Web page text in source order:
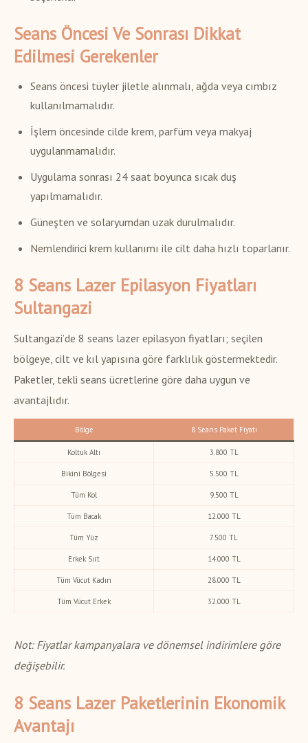
Seans Öncesi Ve Sonrası Dikkat
Edilmesi Gerekenler
Seans öncesi tüyler jiletle alınmalı, ağda veya cımbız
kullanılmamalıdır.
İşlem öncesinde cilde krem, parfüm veya makyaj
uygulanmamalıdır.
Uygulama sonrası 24 saat boyunca sıcak duş
yapılmamalıdır.
Güneşten ve solaryumdan uzak durulmalıdır.
Nemlendirici krem kullanımı ile cilt daha hızlı toparlanır.
8 Seans Lazer Epilasyon Fiyatları
Sultangazi
Sultangazi’de 8 seans lazer epilasyon fiyatları; seçilen
bölgeye, cilt ve kıl yapısına göre farklılık göstermektedir.
Paketler, tekli seans ücretlerine göre daha uygun ve
avantajlıdır.
Bölge 8 Seans Paket Fiyatı
Koltuk Altı 3.800 TL
Bikini Bölgesi 5.500 TL
Tüm Kol 9.500 TL
Tüm Bacak 12.000 TL
Tüm Yüz 7.500 TL
Erkek Sırt 14.000 TL
Tüm Vücut Kadın 28.000 TL
Tüm Vücut Erkek 32.000 TL
Not: Fiyatlar kampanyalara ve dönemsel indirimlere göre
değişebilir.
8 Seans Lazer Paketlerinin Ekonomik
Avantajı